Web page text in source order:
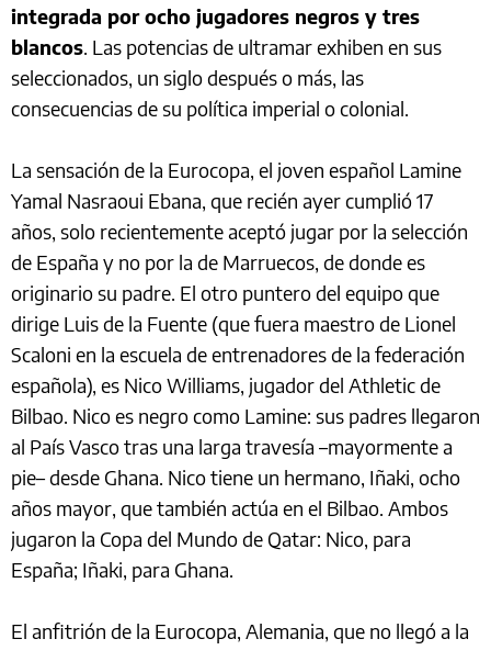
integrada por ocho jugadores negros y tres
blancos. Las potencias de ultramar exhiben en sus
seleccionados, un siglo después o más, las
consecuencias de su política imperial o colonial.
La sensación de la Eurocopa, el joven español Lamine
Yamal Nasraoui Ebana, que recién ayer cumplió 17
años, solo recientemente aceptó jugar por la selección
de España y no por la de Marruecos, de donde es
originario su padre. El otro puntero del equipo que
dirige Luis de la Fuente (que fuera maestro de Lionel
Scaloni en la escuela de entrenadores de la federación
española), es Nico Williams, jugador del Athletic de
Bilbao. Nico es negro como Lamine: sus padres llegaron
al País Vasco tras una larga travesía –mayormente a
pie– desde Ghana. Nico tiene un hermano, Iñaki, ocho
años mayor, que también actúa en el Bilbao. Ambos
jugaron la Copa del Mundo de Qatar: Nico, para
España; Iñaki, para Ghana.
El anfitrión de la Eurocopa, Alemania, que no llegó a la